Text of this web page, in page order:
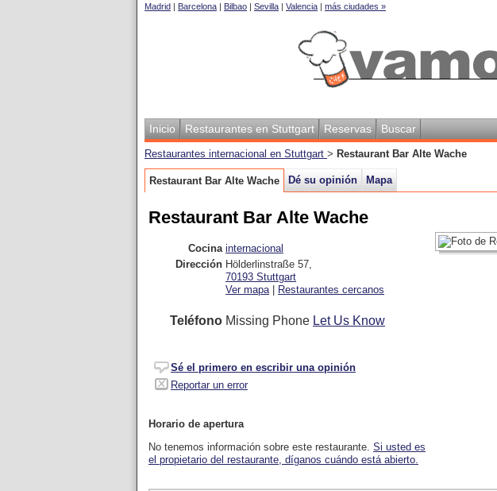
Madrid | Barcelona | Bilbao | Sevilla | Valencia | más ciudades »
Inicio Restaurantes en Stuttgart Reservas Buscar
Restaurantes internacional en Stuttgart > Restaurant Bar Alte Wache
Restaurant Bar Alte Wache Dé su opinión Mapa
Restaurant Bar Alte Wache
Cocina internacional
Dirección Hölderlinstraße 57,
70193 Stuttgart
Ver mapa| Restaurantes cercanos
Teléfono Missing Phone Let Us Know
Sé el primero en escribir una opinión
Reportar un error
Horario de apertura
No tenemos información sobre este restaurante. Si usted es
el propietario del restaurante, díganos cuándo está abierto.